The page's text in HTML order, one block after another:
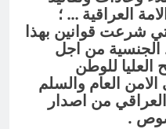
العراقية … ؛
شرعت قوانين بهذا
الجنسية من اجل
العليا للوطن
العام والسلم
من اصدار
.